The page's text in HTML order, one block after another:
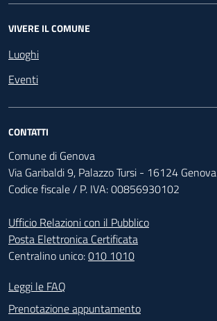
VIVERE IL COMUNE
Luoghi
Eventi
CONTATTI
Comune di Genova
Via Garibaldi 9, Palazzo Tursi - 16124 Genova
Codice fiscale / P. IVA: 00856930102
Ufficio Relazioni con il Pubblico
Posta Elettronica Certificata
Centralino unico:010 1010
Footer - Contatti
Leggi le FAQ
Prenotazione appuntamento